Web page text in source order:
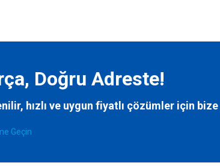
Doğru Adreste!
hızlı ve uygun fiyatlı çözümler için bize
Geçin